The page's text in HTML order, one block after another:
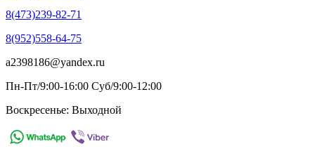
8(473)239-82-71
8(952)558-64-75
a2398186@yandex.ru
Пн-Пт/9:00-16:00 Суб/9:00-12:00
Воскресенье: Выходной